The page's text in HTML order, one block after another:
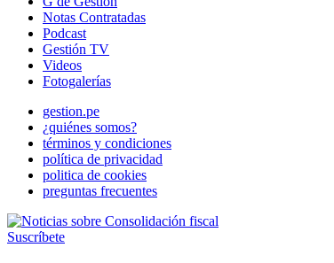
Notas Contratadas
Podcast
Gestión TV
Videos
Fotogalerías
gestion.pe
¿quiénes somos?
términos y condiciones
política de privacidad
politica de cookies
preguntas frecuentes
Suscríbete